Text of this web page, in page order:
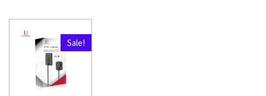
Sale!